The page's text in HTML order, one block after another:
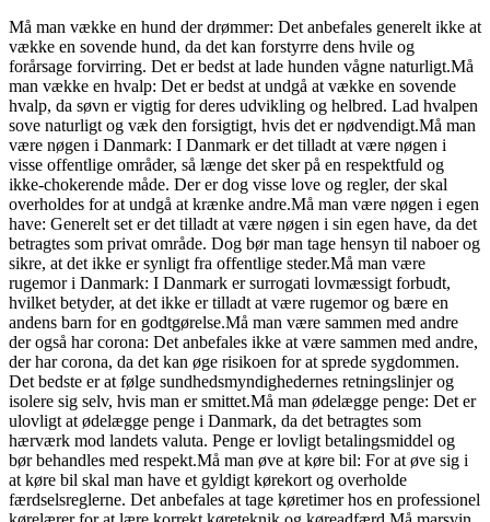
Må man vække en hund der drømmer: Det anbefales generelt ikke at
vække en sovende hund, da det kan forstyrre dens hvile og
forårsage forvirring. Det er bedst at lade hunden vågne naturligt.Må
man vække en hvalp: Det er bedst at undgå at vække en sovende
hvalp, da søvn er vigtig for deres udvikling og helbred. Lad hvalpen
sove naturligt og væk den forsigtigt, hvis det er nødvendigt.Må man
være nøgen i Danmark: I Danmark er det tilladt at være nøgen i
visse offentlige områder, så længe det sker på en respektfuld og
ikke-chokerende måde. Der er dog visse love og regler, der skal
overholdes for at undgå at krænke andre.Må man være nøgen i egen
have: Generelt set er det tilladt at være nøgen i sin egen have, da det
betragtes som privat område. Dog bør man tage hensyn til naboer og
sikre, at det ikke er synligt fra offentlige steder.Må man være
rugemor i Danmark: I Danmark er surrogati lovmæssigt forbudt,
hvilket betyder, at det ikke er tilladt at være rugemor og bære en
andens barn for en godtgørelse.Må man være sammen med andre
der også har corona: Det anbefales ikke at være sammen med andre,
der har corona, da det kan øge risikoen for at sprede sygdommen.
Det bedste er at følge sundhedsmyndighedernes retningslinjer og
isolere sig selv, hvis man er smittet.Må man ødelægge penge: Det er
ulovligt at ødelægge penge i Danmark, da det betragtes som
hærværk mod landets valuta. Penge er lovligt betalingsmiddel og
bør behandles med respekt.Må man øve at køre bil: For at øve sig i
at køre bil skal man have et gyldigt kørekort og overholde
færdselsreglerne. Det anbefales at tage køretimer hos en professionel